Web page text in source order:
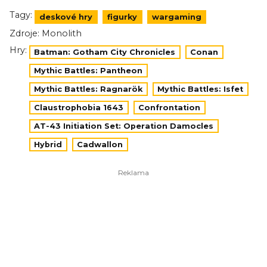
Tagy: deskové hry figurky wargaming
Zdroje: Monolith
Hry:
Batman: Gotham City Chronicles Conan
Mythic Battles: Pantheon
Mythic Battles: Ragnarök Mythic Battles: Isfet
Claustrophobia 1643 Confrontation
AT-43 Initiation Set: Operation Damocles
Hybrid Cadwallon